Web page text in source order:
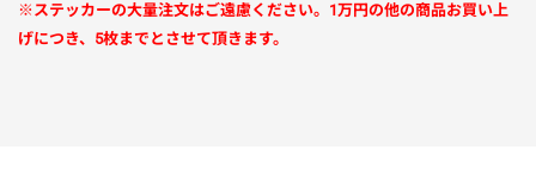
※ステッカーの大量注文はご遠慮ください。1万円の他の商品お買い上
げにつき、5枚までとさせて頂きます。